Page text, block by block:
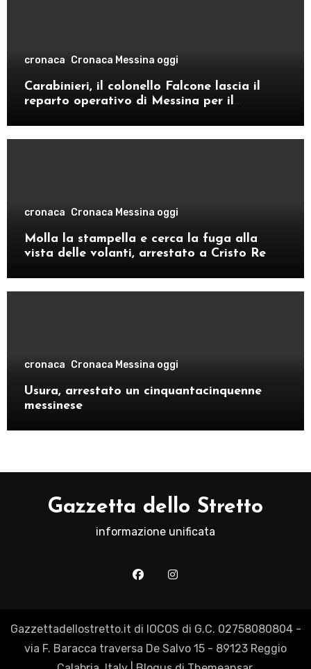
cronaca Cronaca Messina oggi
Carabinieri, il colonello Falcone lascia il
reparto operativo di Messina per il
cronaca Cronaca Messina oggi
Molla la stampella e cerca la fuga alla
vista delle volanti, arrestato a Cristo Re
cronaca Cronaca Messina oggi
Usura, arrestato un cinquantacinquenne
messinese
Gazzetta dello Stretto
informazione unificata
Gazzettadellostretto.it di IOCOS di G.C. 02758080804 -
via F. Baracca traversa De Salvo 15 - 89123 Reggio